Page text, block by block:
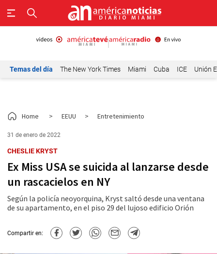
Temas del día The New York Times Miami Cuba ICE Unión
Home > EEUU > Entretenimiento
31 de enero de 2022
CHESLIE KRYST
Ex Miss USA se suicida al lanzarse desde
un rascacielos en NY
Según la policía neoyorquina, Kryst saltó desde una ventana
de su apartamento, en el piso 29 del lujoso edificio Orión
Compartir en: